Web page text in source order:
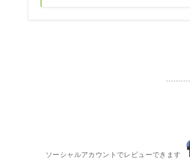
ソーシャルアカウントでレビューできます